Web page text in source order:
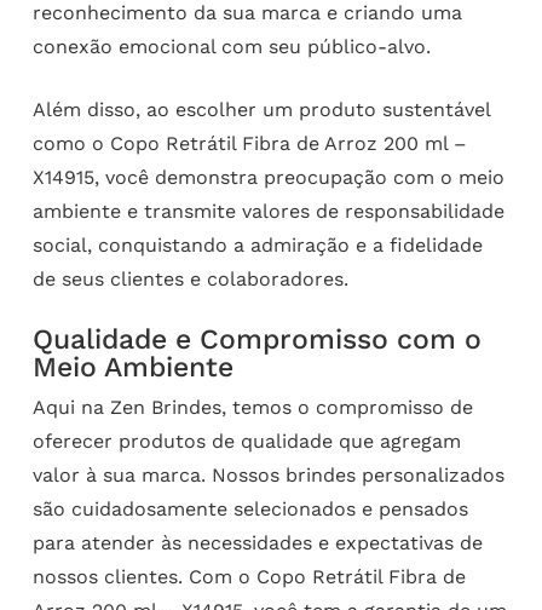
reconhecimento da sua marca e criando uma
conexão emocional com seu público-alvo.
Além disso, ao escolher um produto sustentável
como o Copo Retrátil Fibra de Arroz 200 ml –
X14915, você demonstra preocupação com o meio
ambiente e transmite valores de responsabilidade
social, conquistando a admiração e a fidelidade
de seus clientes e colaboradores.
Qualidade e Compromisso com o
Meio Ambiente
Aqui na Zen Brindes, temos o compromisso de
oferecer produtos de qualidade que agregam
valor à sua marca. Nossos brindes personalizados
são cuidadosamente selecionados e pensados
para atender às necessidades e expectativas de
nossos clientes. Com o Copo Retrátil Fibra de